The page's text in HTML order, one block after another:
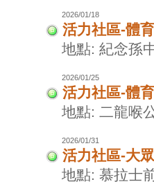
2026/01/18
活力社區-體
地點: 紀念孫
2026/01/25
活力社區-體
地點: 二龍喉
2026/01/31
活力社區-大
地點: 慕拉士